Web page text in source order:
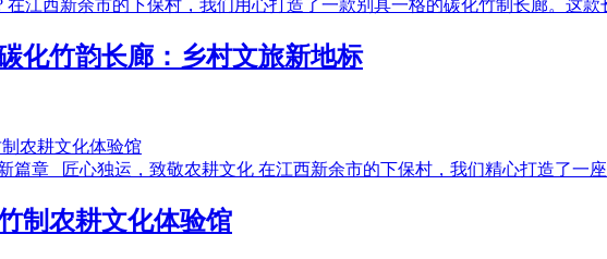
在江西新余市的下保村，我们用心打造了一款别具一格的碳化竹制长廊。这款
化竹韵长廊：乡村文旅新地标
篇章 匠心独运，致敬农耕文化 在江西新余市的下保村，我们精心打造了一
制农耕文化体验馆